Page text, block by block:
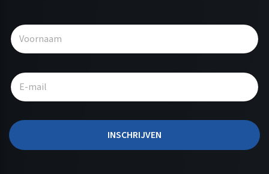
INSCHRIJVEN
l
r
t